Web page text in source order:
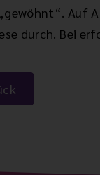
Auf
durch. Bei